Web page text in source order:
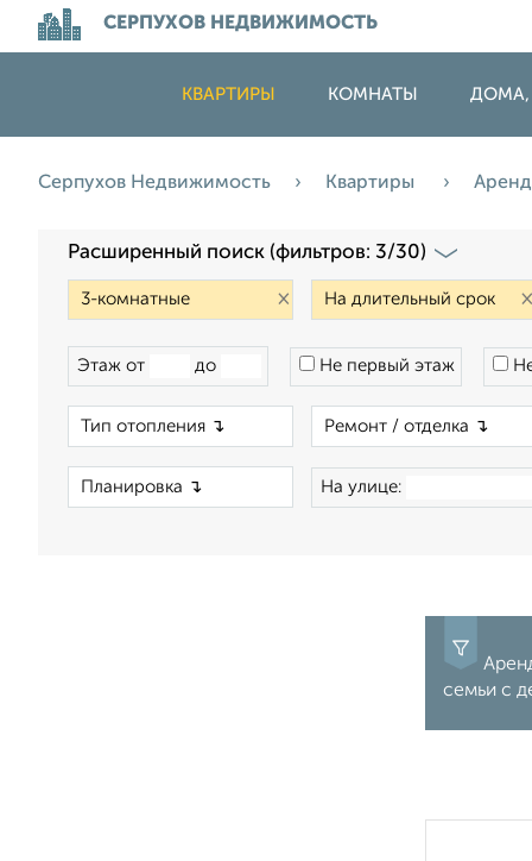
СЕРПУХОВ НЕДВИЖИМОСТЬ
КВАРТИРЫ КОМНАТЫ ДОМА,
Серпухов Недвижимость Квартиры
Расширенный поиск (фильтров: 3/30)
× ×
Этаж от до Не первый этаж
На улице:
семьи с